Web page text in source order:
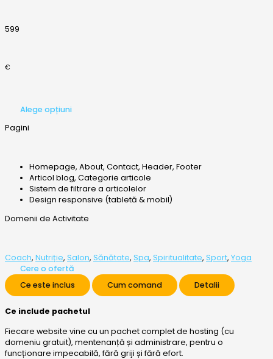
599
€
Alege opțiuni
Pagini
Homepage, About, Contact, Header, Footer
Articol blog, Categorie articole
Sistem de filtrare a articolelor
Design responsive (tabletă & mobil)
Domenii de Activitate
Coach, Nutriție, Salon, Sănătate, Spa, Spiritualitate, Sport, Yoga
Cere o ofertă
Ce este inclus
Cum comand Detalii
Ce include pachetul
Fiecare website vine cu un pachet complet de hosting (cu
domeniu gratuit), mentenanță și administrare, pentru o
funcționare impecabilă, fără griji și fără efort.